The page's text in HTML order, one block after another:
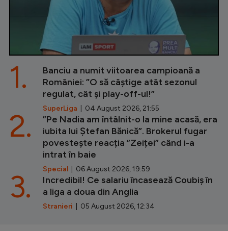
Banciu a numit viitoarea campioană a
României: ”O să câștige atât sezonul
regulat, cât și play-off-ul!”
SuperLiga | 04 August 2026, 21:55
1.
”Pe Nadia am întâlnit-o la mine acasă, era
iubita lui Ștefan Bănică”. Brokerul fugar
povestește reacția ”Zeiței” când i-a
intrat în baie
Special | 06 August 2026, 19:59
2.
Incredibil! Ce salariu încasează Coubiș în
a liga a doua din Anglia
Stranieri | 05 August 2026, 12:34
3.